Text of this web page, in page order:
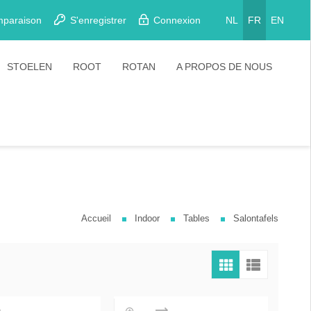
S'enregistrer Connexion NL FR EN
STOELEN ROOT ROTAN A PROPOS DE NOUS
Accueil Indoor Tables Salontafels